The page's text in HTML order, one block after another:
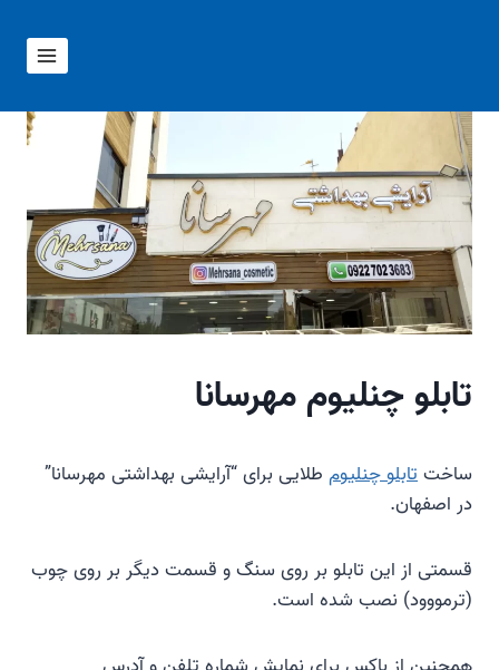
تابلو چنلیوم مهرسانا
ساختتابلو چنلیوم طلایی برای “آرایشی بهداشتی مهرسانا”
در اصفهان.
قسمتی از این تابلو بر روی سنگ و قسمت دیگر بر روی چوب
(ترمووود) نصب شده است.